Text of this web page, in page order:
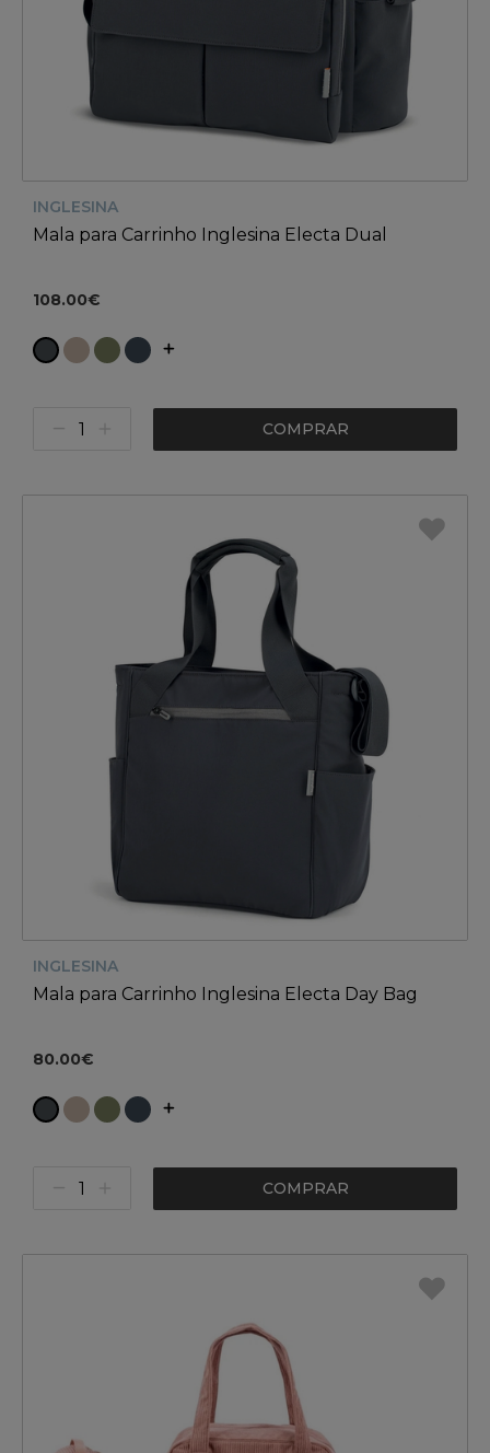
INGLESINA
Mala para Carrinho Inglesina Electa Dual
108.00€
COMPRAR
INGLESINA
Mala para Carrinho Inglesina Electa Day Bag
80.00€
COMPRAR